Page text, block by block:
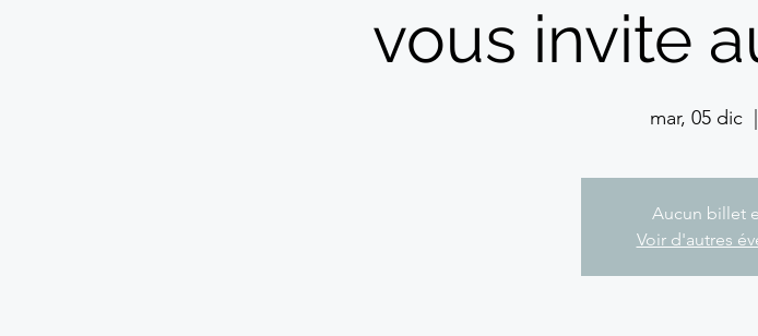
vous invite
mar, 05 dic
Aucun billet
Voir d'autres